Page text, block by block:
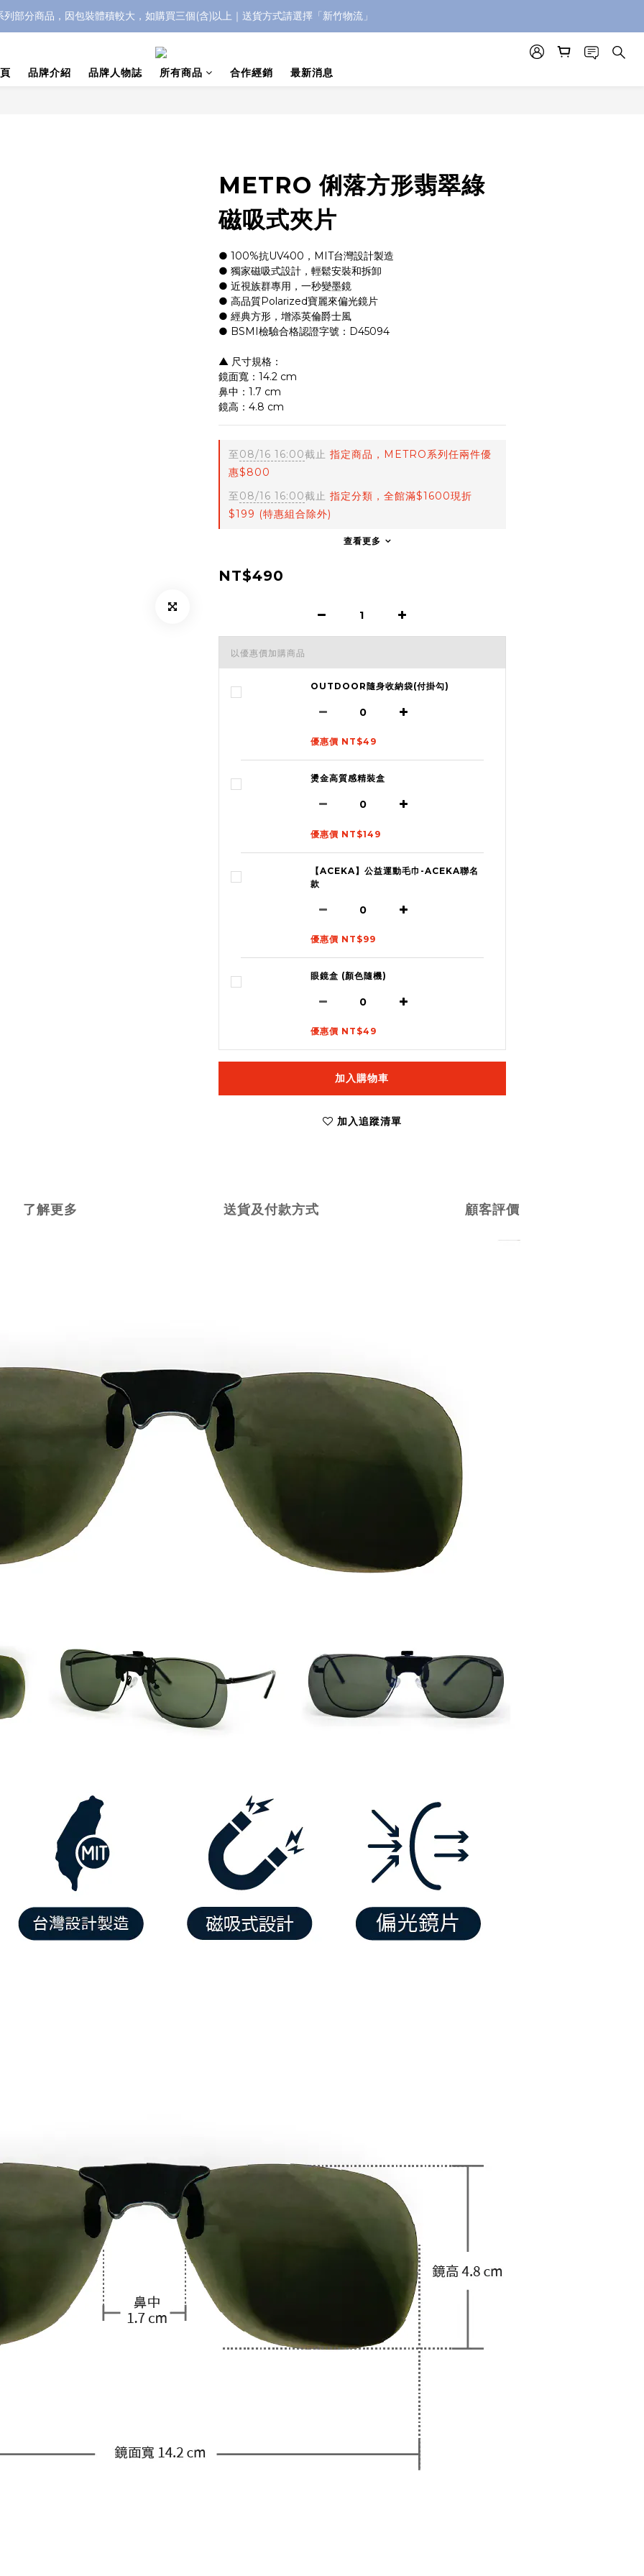
浮水太陽眼鏡🌊 全面升級新上市🎉
部分商品，因包裝體積較大，如購買三個(含)以上｜送貨方式請選擇「新竹物流」
浮水太陽眼鏡🌊 全面升級新上市🎉
品牌介紹 品牌人物誌 所有商品 合作經銷 最新消息
METRO 俐落方形翡翠綠
磁吸式夾片
● 100%抗UV400，MIT台灣設計製造
● 獨家磁吸式設計，輕鬆安裝和拆卸
● 近視族群專用，一秒變墨鏡
● 高品質Polarized寶麗來偏光鏡片
● 經典方形，增添英倫爵士風
● BSMI檢驗合格認證字號：D45094
▲ 尺寸規格：
鏡面寬：14.2 cm
鼻中：1.7 cm
鏡高：4.8 cm
至08/16 16:00截止 指定商品，METRO系列任兩件優
惠$800
至08/16 16:00截止 指定分類，全館滿$1600現折
$199 (特惠組合除外)
查看更多
NT$490
以優惠價加購商品
OUTDOOR隨身收納袋(付掛勾)
優惠價 NT$49
燙金高質感精裝盒
優惠價 NT$149
【ACEKA】公益運動毛巾-ACEKA聯名
款
優惠價 NT$99
眼鏡盒 (顏色隨機)
優惠價 NT$49
加入購物車
加入追蹤清單
了解更多 送貨及付款方式 顧客評價